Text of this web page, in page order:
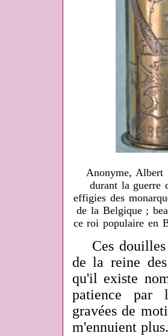
Anonyme, Albert
durant la guerre
effigies des
de la Belgique ;
ce roi populaire en
Ces douilles
de la reine
qu'il existe
patience par
gravées de
m'ennuient plus.